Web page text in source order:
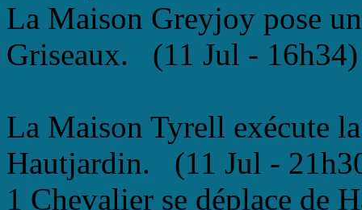
La Maison Greyjoy pose
Griseaux. (11 Jul - 16h34)
La Maison Tyrell exécute
Hautjardin. (11 Jul -
1 Chevalier se déplace